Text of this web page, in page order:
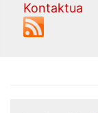
Kontaktua